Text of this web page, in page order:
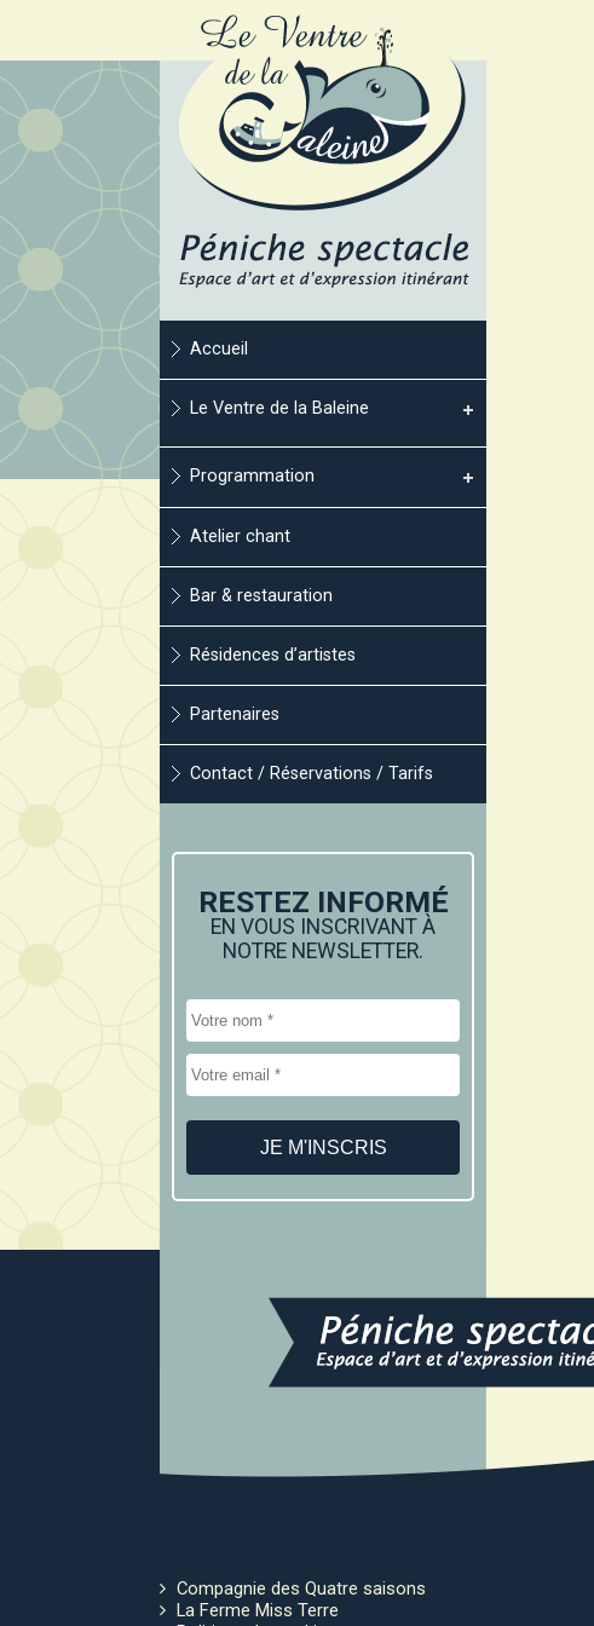
Accueil
Le Ventre de la Baleine
Programmation
Atelier chant
Bar & restauration
Résidences d’artistes
Partenaires
Contact / Réservations / Tarifs
RESTEZ INFORMÉ
EN VOUS INSCRIVANT À
NOTRE NEWSLETTER.
Compagnie des Quatre saisons
La Ferme Miss Terre